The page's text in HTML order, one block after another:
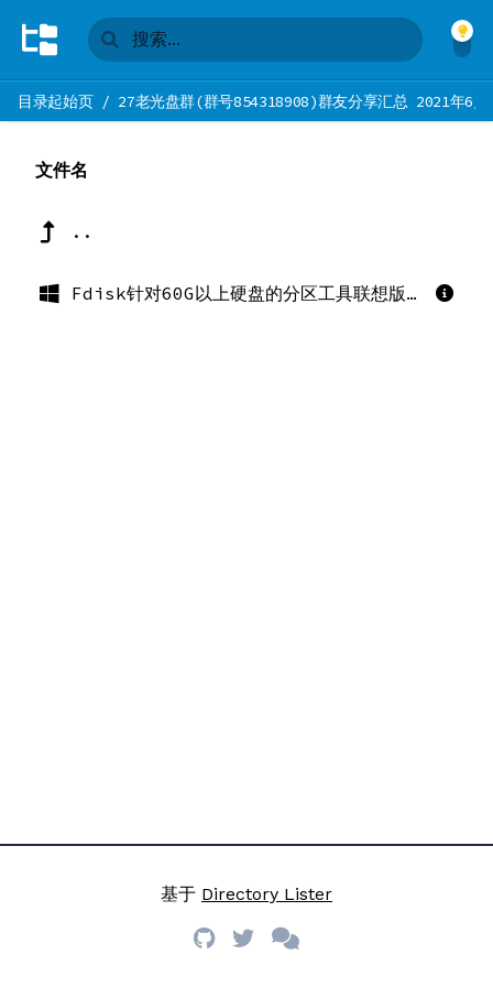
目录起始页/ 27老光盘群(群号854318908)群友分享汇总 2021年6月
文件名
..
Fdisk针对60G以上硬盘的分区工具联想版.exe
基于 Directory Lister